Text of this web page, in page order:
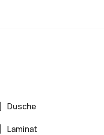
Dusche
Laminat